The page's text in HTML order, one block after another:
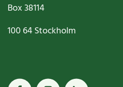
Box38114
100 64Stockholm